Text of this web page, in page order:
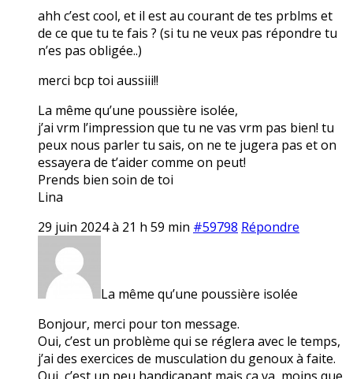
ahh c’est cool, et il est au courant de tes prblms et
de ce que tu te fais ? (si tu ne veux pas répondre tu
n’es pas obligée..)
merci bcp toi aussiii!!
La même qu’une poussière isolée,
j’ai vrm l’impression que tu ne vas vrm pas bien! tu
peux nous parler tu sais, on ne te jugera pas et on
essayera de t’aider comme on peut!
Prends bien soin de toi
Lina
29 juin 2024 à 21 h 59 min #59798 Répondre
La même qu’une poussière isolée
Bonjour, merci pour ton message.
Oui, c’est un problème qui se réglera avec le temps,
j’ai des exercices de musculation du genoux à faite.